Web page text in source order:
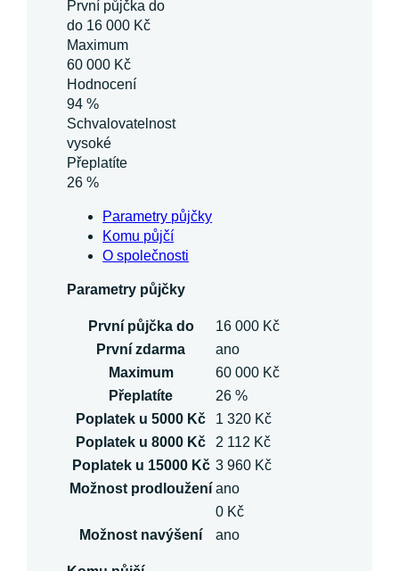
První půjčka do
do 16 000 Kč
Maximum
60 000 Kč
Hodnocení
94 %
Schvalovatelnost
vysoké
Přeplatíte
26 %
Parametry půjčky
Komu půjčí
O společnosti
Parametry půjčky
První půjčka do
16 000 Kč
První zdarma
ano
Maximum
60 000 Kč
Přeplatíte
26 %
Poplatek u 5000 Kč
1 320 Kč
Poplatek u 8000 Kč
2 112 Kč
Poplatek u 15000 Kč 3 960 Kč
Možnost prodloužení ano
0 Kč
Možnost navýšení
ano